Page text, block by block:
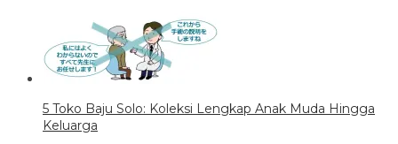
5 Toko Baju Solo: Koleksi Lengkap Anak Muda Hingga
Keluarga